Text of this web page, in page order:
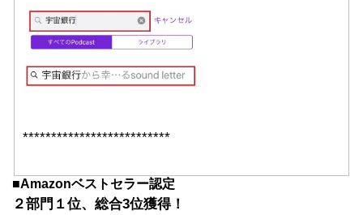
**************************
■Amazonベストセラー認定
２部門１位、総合3位獲得！